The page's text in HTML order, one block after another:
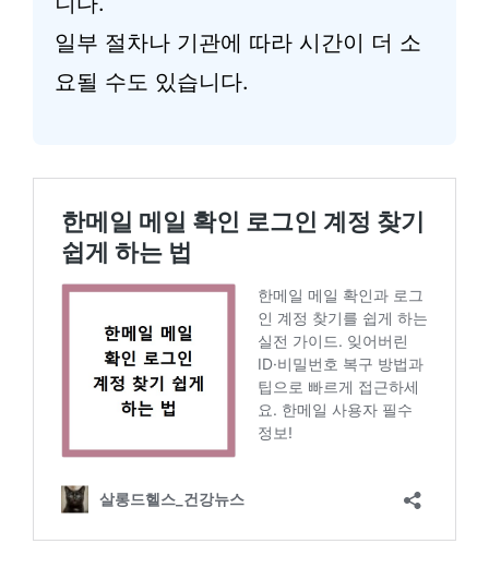
일부 절차나 기관에 따라 시간이 더 소
요될 수도 있습니다.